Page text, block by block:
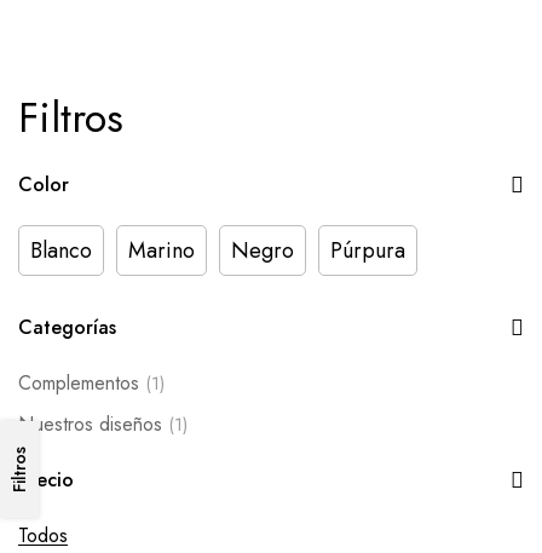
Filtros
Color
Blanco Marino Negro Púrpura
Categorías
Complementos (1)
Nuestros diseños (1)
Precio
Todos
Filtros